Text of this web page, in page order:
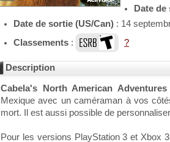
Date
Date de sortie (US/Can) : 14
Classements : ?
Description
Cabela's North American Adventures
Mexique avec un caméraman à vos
mort. Il est aussi possible de
Pour les versions PlayStation 3 et Xbox